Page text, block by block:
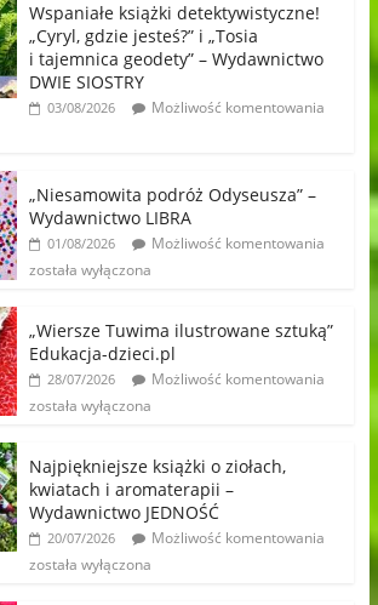
Wspaniałe książki detektywistyczne!
„Cyryl, gdzie jesteś?” i „Tosia
i tajemnica geodety” – Wydawnictwo
DWIE SIOSTRY
03/08/2026
Możliwość komentowania
„Niesamowita podróż Odyseusza” –
Wydawnictwo LIBRA
01/08/2026
Możliwość komentowania
została wyłączona
„Wiersze Tuwima ilustrowane sztuką”
Edukacja-dzieci.pl
28/07/2026
Możliwość komentowania
została wyłączona
Najpiękniejsze książki o ziołach,
kwiatach i aromaterapii –
Wydawnictwo JEDNOŚĆ
20/07/2026
Możliwość komentowania
została wyłączona